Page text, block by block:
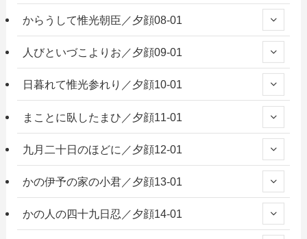
からうして惟光朝臣／夕顔08-01
人びといづこよりお／夕顔09-01
日暮れて惟光参れり／夕顔10-01
まことに臥したまひ／夕顔11-01
九月二十日のほどに／夕顔12-01
かの伊予の家の小君／夕顔13-01
かの人の四十九日忍／夕顔14-01